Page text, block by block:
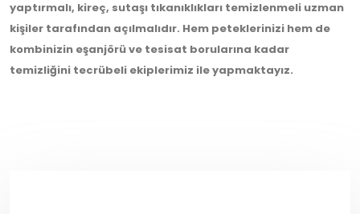
yaptırmalı, kireç, sutaşı tıkanıklıkları temizlenmeli uzman
kişiler tarafından açılmalıdır. Hem peteklerinizi hem de
kombinizin eşanjörü ve tesisat borularına kadar
temizliğini tecrübeli ekiplerimiz ile yapmaktayız.